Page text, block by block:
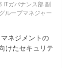
ガバナンス部 副
ループマネジャー
ネジメントの
けたセキュリテ